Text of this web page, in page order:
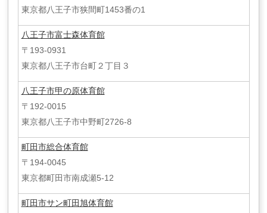
東京都八王子市狭間町1453番の1
八王子市富士森体育館
〒193-0931
東京都八王子市台町２丁目３
八王子市甲の原体育館
〒192-0015
東京都八王子市中野町2726-8
町田市総合体育館
〒194-0045
東京都町田市南成瀬5-12
町田市サン町田旭体育館